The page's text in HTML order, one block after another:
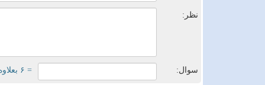
نظر:
سوال: = ۶ بعلاوه ۳